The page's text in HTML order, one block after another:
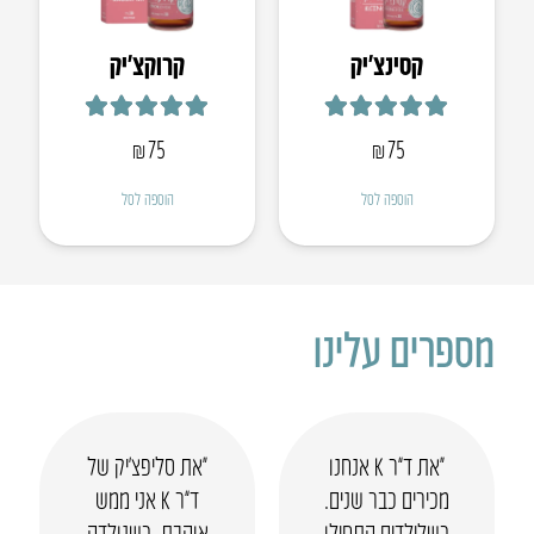
קסינצ’יק
₪75
הוספה לסל
קרוקצ׳יק
₪75
הוספה לסל
מספרים עלינו
“את ד”ר K אנחנו
מכירים כבר שנים.
“את סליפצ’יק של
ד”ר K אני ממש